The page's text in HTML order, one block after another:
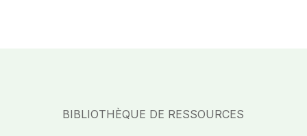
BIBLIOTHÈQUE DE RESSOURCES